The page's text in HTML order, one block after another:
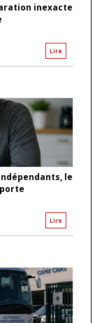
inexacte
Lire
le
Lire